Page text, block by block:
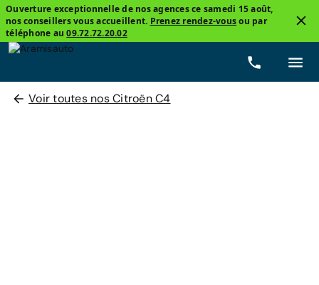
Ouverture exceptionnelle de nos agences ce samedi 15 août,
nos conseillers vous accueillent. Prenez rendez-vousou par
téléphone au09.72.72.20.02
Voir toutes nos Citroën C4